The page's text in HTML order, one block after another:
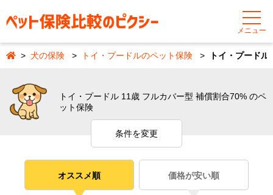
メニュー
犬の保険 トイ・プードルのペット保険 トイ・プード
トイ・プードル 11歳 フルカバー型 補償割合70% のペ
ット保険
条件を変更
オススメ順 価格が安い順